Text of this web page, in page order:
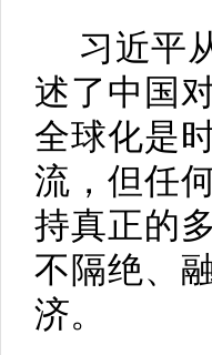
习近平
述了中国
全球化是
流，但任
持真正的
不隔绝、
济。